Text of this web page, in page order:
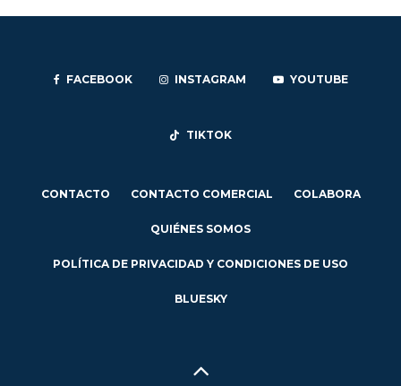
FACEBOOK INSTAGRAM YOUTUBE
TIKTOK
CONTACTO CONTACTO COMERCIAL COLABORA
QUIÉNES SOMOS
POLÍTICA DE PRIVACIDAD Y CONDICIONES DE USO
BLUESKY